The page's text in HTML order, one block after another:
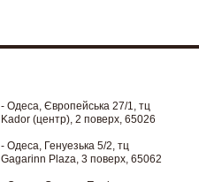
- Одеса, Європейська 27/1, тц
Kador (центр), 2 поверх, 65026
- Одеса, Генуезька 5/2, тц
Gagarinn Plaza, 3 поверх, 65062